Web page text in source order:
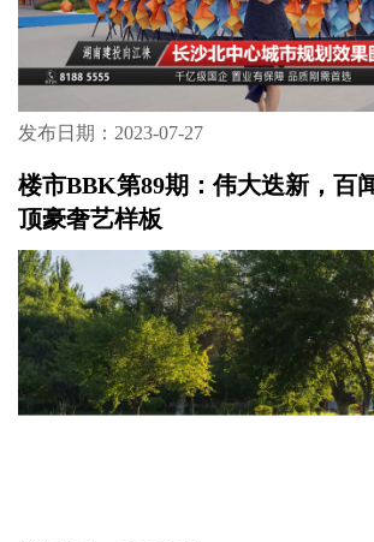
发布日期：2023-07-27
楼市BBK第89期：伟大迭新，百
顶豪奢艺样板